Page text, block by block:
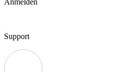
Anmelden
Support